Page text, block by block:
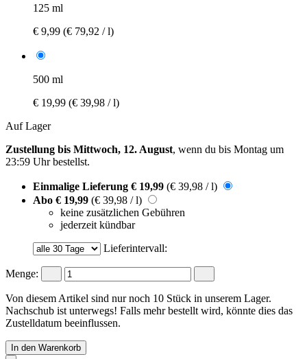
125 ml
€ 9,99 (€ 79,92 / l)
500 ml
€ 19,99 (€ 39,98 / l)
Auf Lager
Zustellung bis Mittwoch, 12. August, wenn du bis Montag um
23:59 Uhrbestellst.
Einmalige Lieferung € 19,99 (€ 39,98 / l)
Abo € 19,99 (€ 39,98 / l)
keine zusätzlichen Gebühren
jederzeit kündbar
Lieferintervall:
Menge:
Von diesem Artikel sind nur noch 10 Stück in unserem Lager.
Nachschub ist unterwegs! Falls mehr bestellt wird, könnte dies das
Zustelldatum beeinflussen.
In den Warenkorb